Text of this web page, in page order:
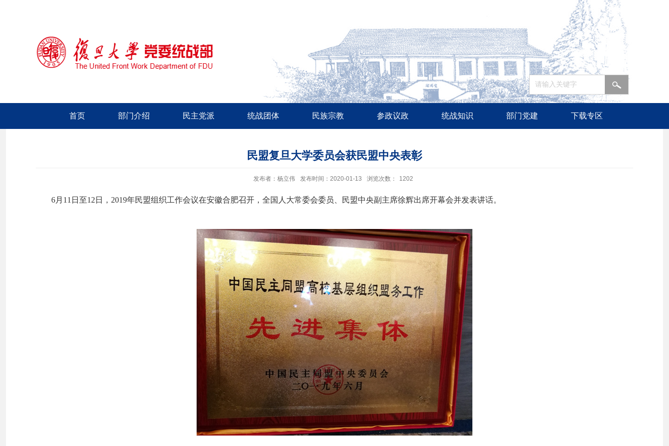
首页 部门介绍 民主党派 统战团体 民族宗教 参政议政 统战知识 部门党建 下载专区
民盟复旦大学委员会获民盟中央表彰
发布者：杨立伟 发布时间：2020-01-13 浏览次数： 1202
6月11日至12日，2019年民盟组织工作会议在安徽合肥召开，全国人大常委会委员、民盟中央副主席徐辉出席开幕会并发表讲话。